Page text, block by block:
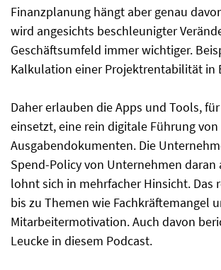
Finanzplanung hängt aber genau
wird angesichts beschleunigter
Geschäftsumfeld immer wichtiger.
Kalkulation einer Projektrentabilität in
Daher erlauben die Apps und Tools,
einsetzt, eine rein digitale Führung
Ausgabendokumenten. Die
Spend-Policy von Unternehmen daran
lohnt sich in mehrfacher Hinsicht. Das
bis zu Themen wie Fachkräftemangel
Mitarbeitermotivation. Auch davon
Leucke in diesem Podcast.